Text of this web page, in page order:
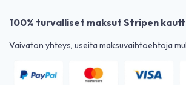
100% turvalliset maksut Stripen
Vaivaton yhteys, useita maksuvaihtoehtoja